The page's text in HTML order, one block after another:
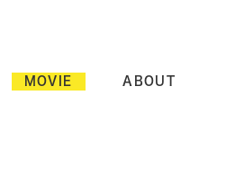
MOVIE ABOUT